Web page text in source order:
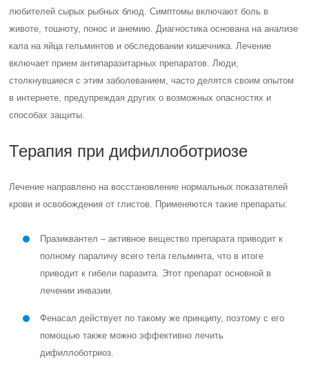
любителей сырых рыбных блюд. Симптомы включают боль в
животе, тошноту, понос и анемию. Диагностика основана на анализе
кала на яйца гельминтов и обследовании кишечника. Лечение
включает прием антипаразитарных препаратов. Люди,
столкнувшиеся с этим заболеванием, часто делятся своим опытом
в интернете, предупреждая других о возможных опасностях и
способах защиты.
Терапия при дифиллоботриозе
Лечение направлено на восстановление нормальных показателей
крови и освобождения от глистов. Применяются такие препараты:
Празиквантел – активное вещество препарата приводит к
полному параличу всего тела гельминта, что в итоге
приводит к гибели паразита. Этот препарат основной в
лечении инвазии.
Фенасал действует по такому же принципу, поэтому с его
помощью также можно эффективно лечить
дифиллоботриоз.